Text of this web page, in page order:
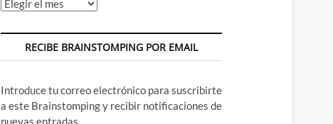
Archivos
RECIBE BRAINSTOMPING POR EMAIL
Introduce tu correo electrónico para suscribirte
a este Brainstomping y recibir notificaciones de